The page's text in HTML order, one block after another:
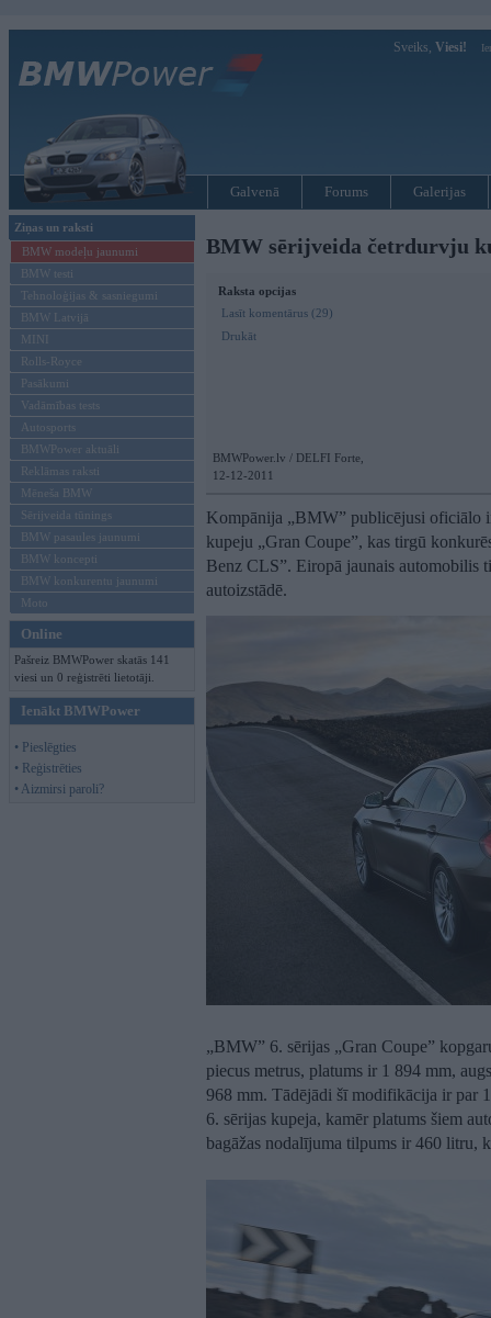
Sveiks, Viesi!
Galvenā Forums Galerijas
Ziņas un raksti
BMW modeļu jaunumi
BMW testi
Tehnoloģijas & sasniegumi
BMW Latvijā
MINI
Rolls-Royce
Pasākumi
Vadāmības tests
Autosports
BMWPower aktuāli
Reklāmas raksti
Mēneša BMW
Sērijveida tūnings
BMW pasaules jaunumi
BMW koncepti
BMW konkurentu jaunumi
Moto
Online
Pašreiz BMWPower skatās 141
viesi un 0 reģistrēti lietotāji.
Ienākt BMWPower
• Pieslēgties
• Reģistrēties
• Aizmirsi paroli?
BMW sērijveida četrdurvju
Raksta opcijas
Lasīt komentārus (29)
Drukāt
BMWPower.lv / DELFI Forte,
12-12-2011
Kompānija „BMW” publicējusi oficiālo
kupeju „Gran Coupe”, kas tirgū
Benz CLS”. Eiropā jaunais automobilis
autoizstādē.
„BMW” 6. sērijas „Gran Coupe”
piecus metrus, platums ir 1 894 mm,
968 mm. Tādējādi šī modifikācija ir par
6. sērijas kupeja, kamēr platums šiem
bagāžas nodalījuma tilpums ir 460 litru,